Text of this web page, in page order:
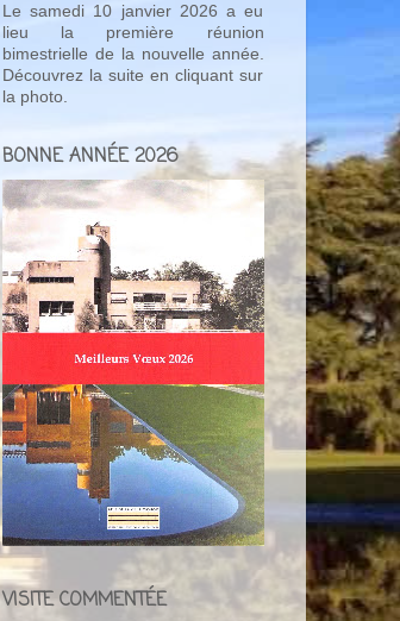
Le samedi 10 janvier 2026 a eu
lieu la première réunion
bimestrielle de la nouvelle année.
Découvrez la suite en cliquant sur
la photo.
BONNE ANNÉE 2026
VISITE COMMENTÉE